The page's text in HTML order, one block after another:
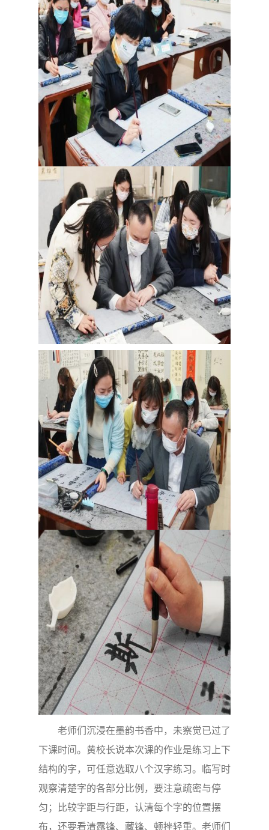
老师们沉浸在墨韵书香中，未察觉已过了
下课时间。黄校长说本次课的作业是练习上下
结构的字，可任意选取八个汉字练习。临写时
观察清楚字的各部分比例，要注意疏密与停
匀；比较字距与行距，认清每个字的位置摆
布，还要看清露锋、藏锋、顿挫轻重。老师们